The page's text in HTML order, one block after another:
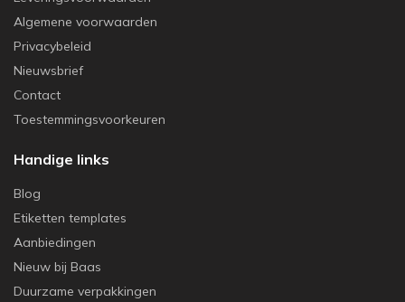
Algemene voorwaarden
Privacybeleid
Nieuwsbrief
Contact
Toestemmingsvoorkeuren
Handige links
Blog
Etiketten templates
Aanbiedingen
Nieuw bij Baas
Duurzame verpakkingen